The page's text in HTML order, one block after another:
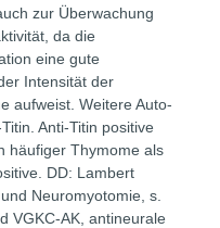
zur Überwachung
da die
eine gute
Intensität der
aufweist. Weitere Auto-
Anti-Titin positive
häufiger Thymome als
DD: Lambert
Neuromyotomie, s.
VGKC-AK, antineurale